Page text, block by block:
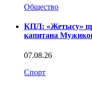
Общество
КПЛ: «Жетысу»
капитана
07.08.26
Спорт